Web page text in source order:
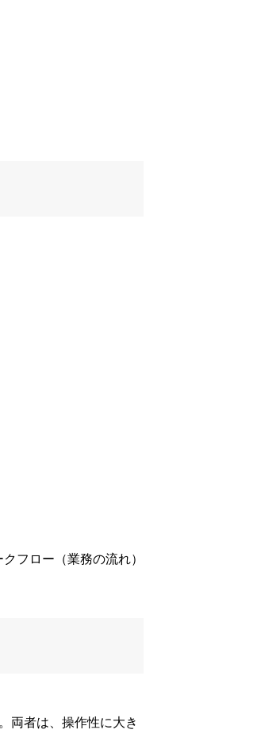
フロー（業務の流れ）
両者は、操作性に大き